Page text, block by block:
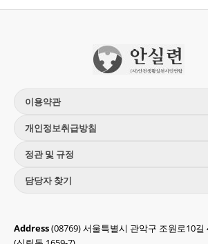
이용약관
개인정보취급방침
정관 및 규정
담당자 찾기
Address(08769) 서울특별시 관악구 조원로10길